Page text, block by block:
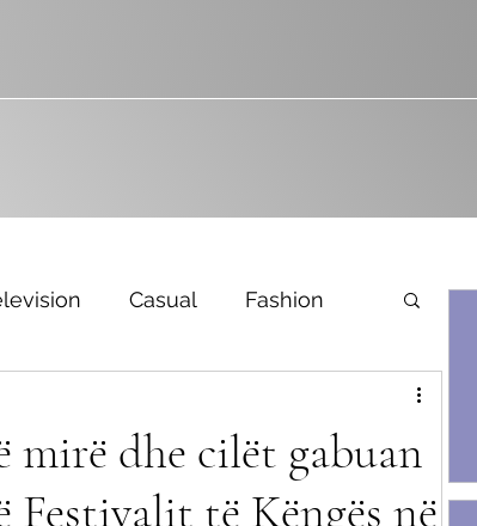
Casual Fashion
mirë dhe cilët gabuan
Festivalit të Këngës në